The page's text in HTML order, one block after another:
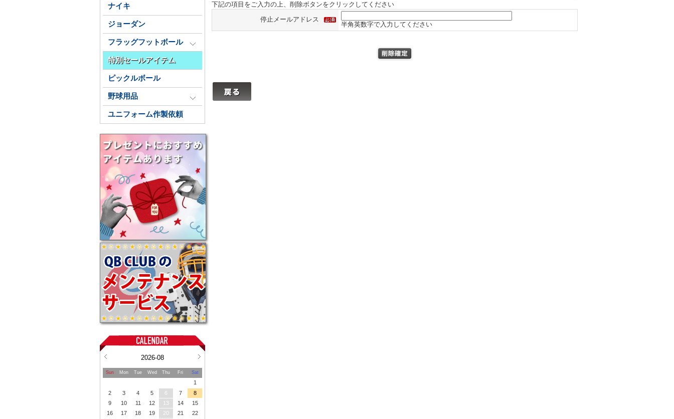
ナイキ
ジョーダン
フラッグフットボール
特別セールアイテム
ピックルボール
野球用品
ユニフォーム作製依頼
2026-08
Sun Mon Tue Wed Thu Fri Sat
1
2
3 4 5 6 7
8
9
10 11 12 13 14
15
16
17 18 19 20 21
22
下記の項目をご入力の上、削除ボタンをクリックしてください
停止メールアドレス
半角英数字で入力してください